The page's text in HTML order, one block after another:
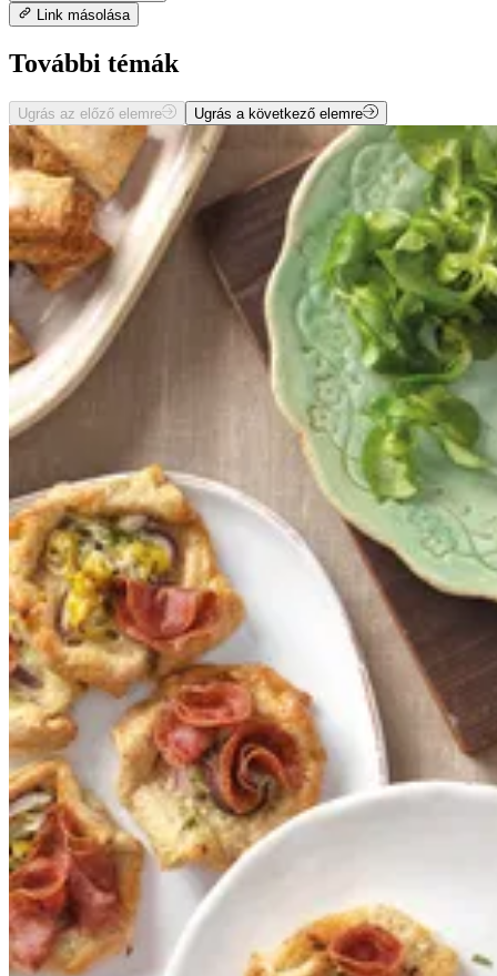
Link másolása
További témák
Ugrás az előző elemre Ugrás a következő elemre